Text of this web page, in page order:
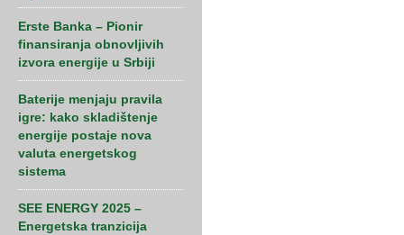
Erste Banka – Pionir
finansiranja obnovljivih
izvora energije u Srbiji
Baterije menjaju pravila
igre: kako skladištenje
energije postaje nova
valuta energetskog
sistema
SEE ENERGY 2025 –
Energetska tranzicija